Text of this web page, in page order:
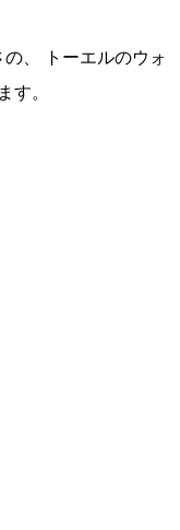
、 トーエルのウォ
す。